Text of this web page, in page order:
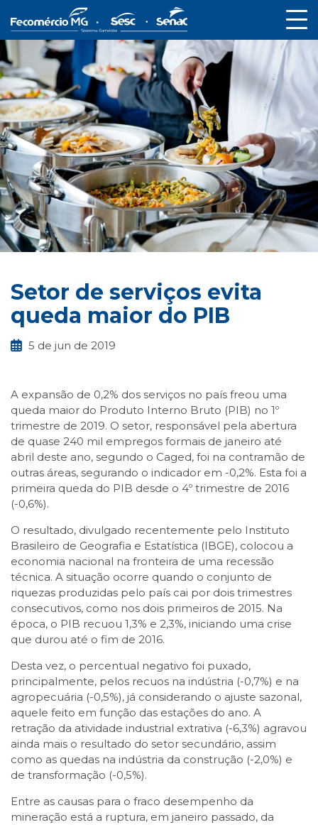
Setor de serviços evita
queda maior do PIB
5 de jun de 2019
A expansão de 0,2% dos serviços no país freou uma
queda maior do Produto Interno Bruto (PIB) no 1º
trimestre de 2019. O setor, responsável pela abertura
de quase 240 mil empregos formais de janeiro até
abril deste ano, segundo o Caged, foi na contramão de
outras áreas, segurando o indicador em -0,2%. Esta foi a
primeira queda do PIB desde o 4º trimestre de 2016
(-0,6%).
O resultado, divulgado recentemente pelo Instituto
Brasileiro de Geografia e Estatística (IBGE), colocou a
economia nacional na fronteira de uma recessão
técnica. A situação ocorre quando o conjunto de
riquezas produzidas pelo país cai por dois trimestres
consecutivos, como nos dois primeiros de 2015. Na
época, o PIB recuou 1,3% e 2,3%, iniciando uma crise
que durou até o fim de 2016.
Desta vez, o percentual negativo foi puxado,
principalmente, pelos recuos na indústria (-0,7%) e na
agropecuária (-0,5%), já considerando o ajuste sazonal,
aquele feito em função das estações do ano. A
retração da atividade industrial extrativa (-6,3%) agravou
ainda mais o resultado do setor secundário, assim
como as quedas na indústria da construção (-2,0%) e
de transformação (-0,5%).
Entre as causas para o fraco desempenho da
mineração está a ruptura, em janeiro passado, da